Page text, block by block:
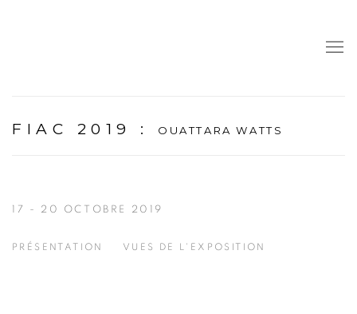
FIAC 2019 : OUATTARA WATTS
17 - 20 OCTOBRE 2019
PRÉSENTATION VUES DE L'EXPOSITION